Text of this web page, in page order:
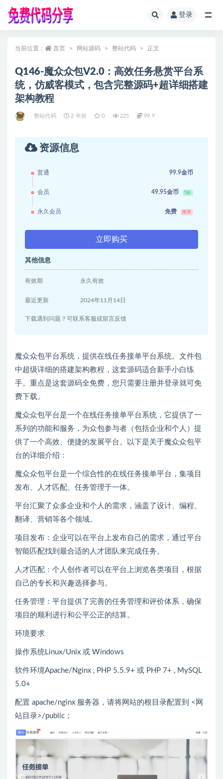
登录
当前位置： 首页 网站源码 整站代码 正文
Q146-魔众众包V2.0：高效任务悬赏平台系
统，仿威客模式，包含完整源码+超详细搭建
架构教程
整站代码 2 年前 0 225 99.9
资源信息
普通 99.9金币
会员 49.95金币 5折
永久会员 免费 推荐
立即购买
其他信息
有效期 永久有效
最近更新 2024年11月14日
下载遇到问题？可联系客服或留言反馈
魔众众包平台系统，提供在线任务接单平台系统。文件包
中超级详细的搭建架构教程，这套源码适合新手小白练
手。重点是这套源码全免费，您只需要注册并登录就可免
费下载。
魔众众包平台是一个在线任务接单平台系统，它提供了一
系列的功能和服务，为众包参与者（包括企业和个人）提
供了一个高效、便捷的发展平台。以下是关于魔众众包平
台的详细介绍：
魔众众包平台是一个综合性的在线任务接单平台，集项目
发布、人才匹配、任务管理于一体。
平台汇聚了众多企业和个人的需求，涵盖了设计、编程、
翻译、营销等各个领域。
项目发布：企业可以在平台上发布自己的需求，通过平台
智能匹配找到最合适的人才团队来完成任务。
人才匹配：个人创作者可以在平台上浏览各类项目，根据
自己的专长和兴趣选择参与。
任务管理：平台提供了完善的任务管理和评价体系，确保
项目的顺利进行和公平公正的结算。
环境要求
操作系统Linux/Unix 或 Windows
软件环境Apache/Nginx , PHP 5.5.9+ 或 PHP 7+ , MySQL
5.0+
配置 apache/nginx 服务器，请将网站的根目录配置到 <网
站目录>/public；